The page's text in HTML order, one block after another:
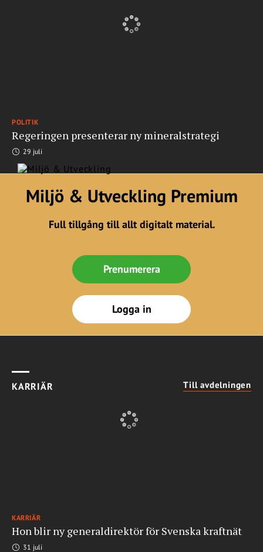
POLITIK
Regeringen presenterar ny mineralstrategi
29 juli
Miljö & Utveckling Premium
Full tillgång till allt digitalt material.
Prenumerera
Logga in
KARRIÄR Till avdelningen
KARRIÄR
Hon blir ny generaldirektör för Svenska kraftnät
31 juli